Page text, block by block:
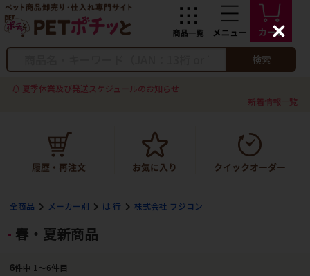
検索
夏季休業及び発送スケジュールのお知らせ
新着情報一覧
全商品 メーカー別 は 行 株式会社 フジコン
春・夏新商品
6件中 1〜6件目
C
l
s